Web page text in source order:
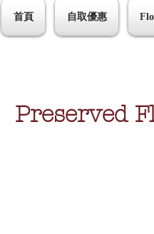
首頁 自取優惠
Preserved